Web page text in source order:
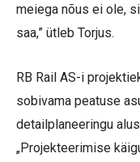
meiega nõus ei ole,
saa,” ütleb Torjus.
RB Rail AS-i
sobivama peatuse
detailplaneeringu
„Projekteerimise